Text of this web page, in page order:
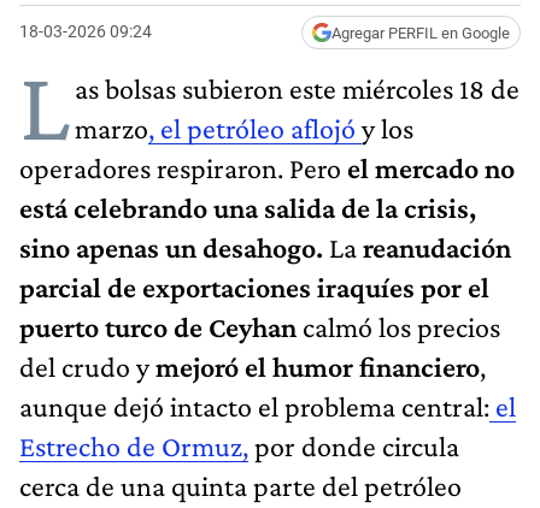
18-03-2026 09:24 Agregar PERFIL en Google
Las bolsas subieron este miércoles 18 de
marzo, el petróleo aflojó y los
operadores respiraron. Pero el mercado no
está celebrando una salida de la crisis,
sino apenas un desahogo. Lareanudación
parcial de exportaciones iraquíes por el
puerto turco de Ceyhan calmó los precios
del crudo ymejoró el humor financiero,
aunque dejó intacto el problema central: el
Estrecho de Ormuz,por donde circula
cerca de una quinta parte del petróleo